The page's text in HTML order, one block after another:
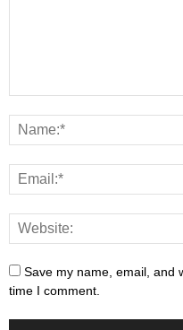
Save my name, email, and
time I comment.